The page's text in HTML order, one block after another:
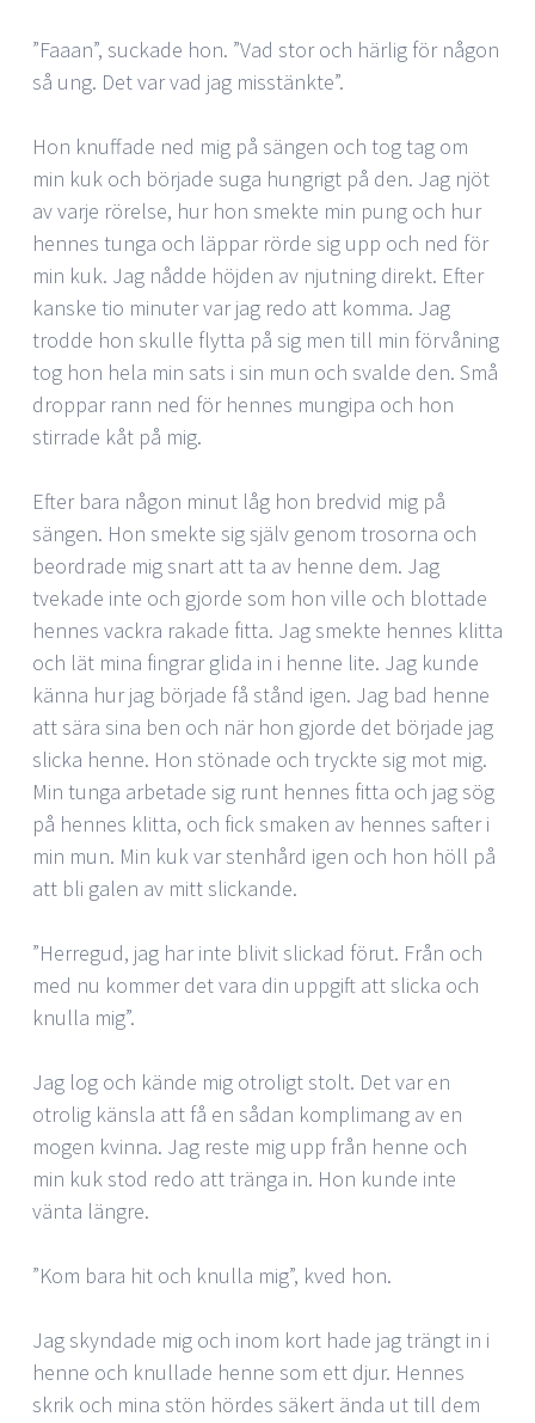
”Faaan”, suckade hon. ”Vad stor och härlig för någon
så ung. Det var vad jag misstänkte”.
Hon knuffade ned mig på sängen och tog tag om
min kuk och började suga hungrigt på den. Jag njöt
av varje rörelse, hur hon smekte min pung och hur
hennes tunga och läppar rörde sig upp och ned för
min kuk. Jag nådde höjden av njutning direkt. Efter
kanske tio minuter var jag redo att komma. Jag
trodde hon skulle flytta på sig men till min förvåning
tog hon hela min sats i sin mun och svalde den. Små
droppar rann ned för hennes mungipa och hon
stirrade kåt på mig.
Efter bara någon minut låg hon bredvid mig på
sängen. Hon smekte sig själv genom trosorna och
beordrade mig snart att ta av henne dem. Jag
tvekade inte och gjorde som hon ville och blottade
hennes vackra rakade fitta. Jag smekte hennes klitta
och lät mina fingrar glida in i henne lite. Jag kunde
känna hur jag började få stånd igen. Jag bad henne
att sära sina ben och när hon gjorde det började jag
slicka henne. Hon stönade och tryckte sig mot mig.
Min tunga arbetade sig runt hennes fitta och jag sög
på hennes klitta, och fick smaken av hennes safter i
min mun. Min kuk var stenhård igen och hon höll på
att bli galen av mitt slickande.
”Herregud, jag har inte blivit slickad förut. Från och
med nu kommer det vara din uppgift att slicka och
knulla mig”.
Jag log och kände mig otroligt stolt. Det var en
otrolig känsla att få en sådan komplimang av en
mogen kvinna. Jag reste mig upp från henne och
min kuk stod redo att tränga in. Hon kunde inte
vänta längre.
”Kom bara hit och knulla mig”, kved hon.
Jag skyndade mig och inom kort hade jag trängt in i
henne och knullade henne som ett djur. Hennes
skrik och mina stön hördes säkert ända ut till dem